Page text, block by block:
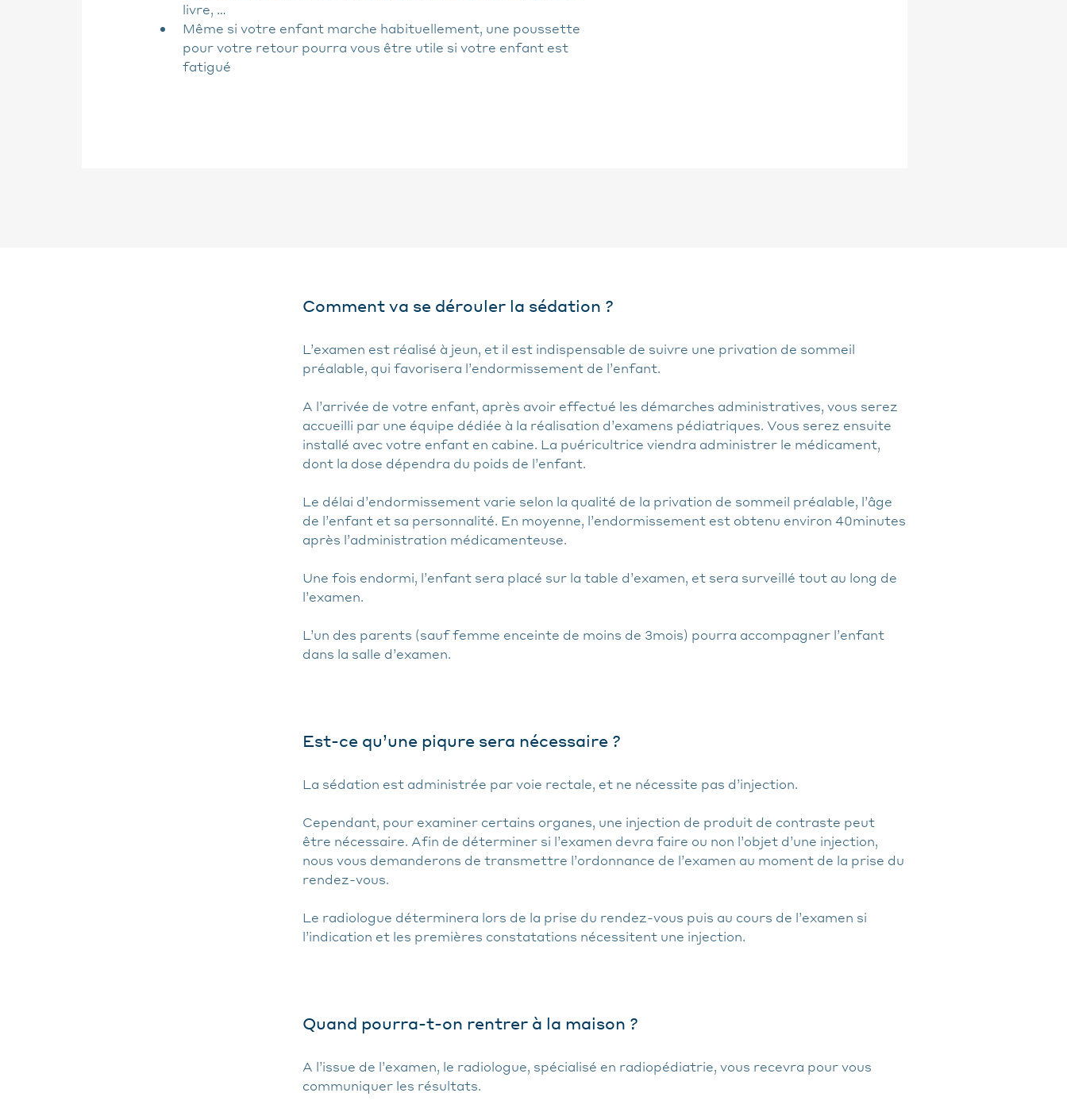
livre, …
Même si votre enfant marche habituellement, une poussette
pour votre retour pourra vous être utile si votre enfant est
fatigué
Comment va se dérouler la sédation ?
L’examen est réalisé à jeun, et il est indispensable de suivre une privation de sommeil
préalable, qui favorisera l’endormissement de l’enfant.
A l’arrivée de votre enfant, après avoir effectué les démarches administratives, vous serez
accueilli par une équipe dédiée à la réalisation d’examens pédiatriques. Vous serez ensuite
installé avec votre enfant en cabine. La puéricultrice viendra administrer le médicament,
dont la dose dépendra du poids de l’enfant.
Le délai d’endormissement varie selon la qualité de la privation de sommeil préalable, l’âge
de l’enfant et sa personnalité. En moyenne, l’endormissement est obtenu environ 40minutes
après l’administration médicamenteuse.
Une fois endormi, l’enfant sera placé sur la table d’examen, et sera surveillé tout au long de
l’examen.
L’un des parents (sauf femme enceinte de moins de 3mois) pourra accompagner l’enfant
dans la salle d’examen.
Est-ce qu’une piqure sera nécessaire ?
La sédation est administrée par voie rectale, et ne nécessite pas d’injection.
Cependant, pour examiner certains organes, une injection de produit de contraste peut
être nécessaire. Afin de déterminer si l’examen devra faire ou non l’objet d’une injection,
nous vous demanderons de transmettre l’ordonnance de l’examen au moment de la prise du
rendez-vous.
Le radiologue déterminera lors de la prise du rendez-vous puis au cours de l’examen si
l’indication et les premières constatations nécessitent une injection.
Quand pourra-t-on rentrer à la maison ?
A l’issue de l’examen, le radiologue, spécialisé en radiopédiatrie, vous recevra pour vous
communiquer les résultats.